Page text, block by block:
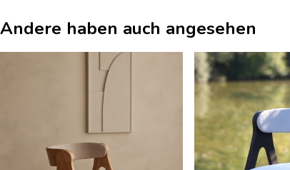
Andere haben auch angesehen